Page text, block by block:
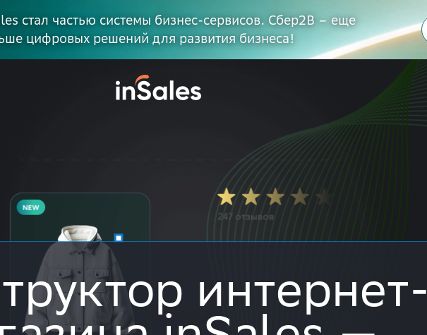
стал частью системы бизнес-сервисов. Сбер2В – еще
цифровых решений для развития бизнеса!
интернет-